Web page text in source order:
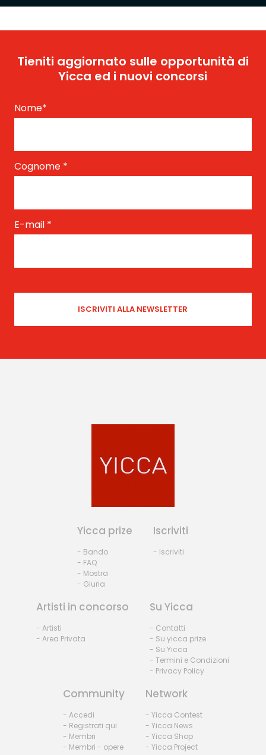
Tieniti aggiornato sulle opportunità di
Yicca ed i nuovi concorsi
Nome*
Cognome *
E-mail *
Yicca prize
- Bando
- FAQ
- Mostra
- Giuria
Iscriviti
- Iscriviti
Artisti in concorso
- Artisti
- Area Privata
Su Yicca
- Contatti
- Su yicca prize
- Su Yicca
- Termini e Condizioni
- Privacy Policy
Community
- Accedi
- Registrati qui
- Membri
- Membri - opere
Network
- Yicca Contest
- Yicca News
- Yicca Shop
- Yicca Project